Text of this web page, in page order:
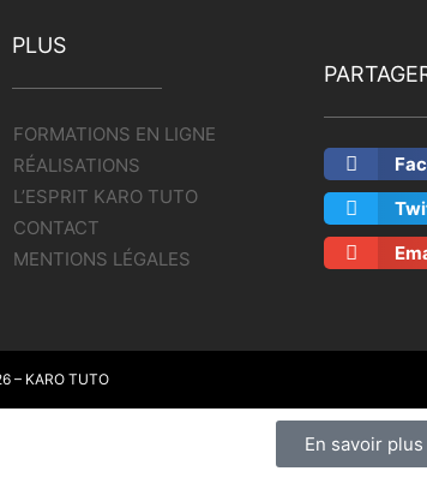
PLUS
FORMATIONS EN LIGNE
RÉALISATIONS
L’ESPRIT KARO TUTO
CONTACT
MENTIONS LÉGALES
– KARO TUTO
En savoir plus